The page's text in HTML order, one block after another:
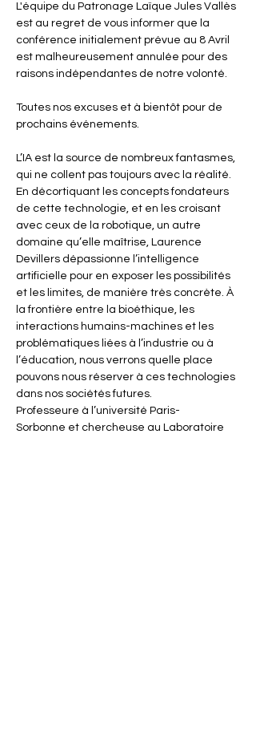
L'équipe du Patronage Laïque Jules Vallès
est au regret de vous informer que la
conférence initialement prévue au 8 Avril
est malheureusement annulée pour des
raisons indépendantes de notre volonté.
Toutes nos excuses et à bientôt pour de
prochains événements.
L’IA est la source de nombreux fantasmes,
qui ne collent pas toujours avec la réalité.
En décortiquant les concepts fondateurs
de cette technologie, et en les croisant
avec ceux de la robotique, un autre
domaine qu’elle maîtrise, Laurence
Devillers dépassionne l’intelligence
artificielle pour en exposer les possibilités
et les limites, de manière très concrète. À
la frontière entre la bioéthique, les
interactions humains-machines et les
problématiques liées à l’industrie ou à
l’éducation, nous verrons quelle place
pouvons nous réserver à ces technologies
dans nos sociétés futures.
Professeure à l’université Paris-
Sorbonne et chercheuse au Laboratoire